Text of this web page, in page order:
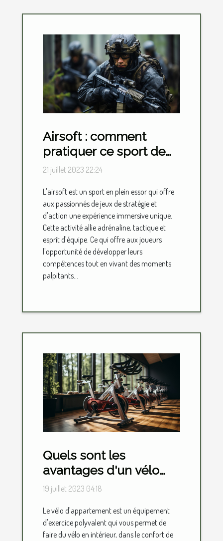
Airsoft : comment
pratiquer ce sport de
loisir ?
21 juillet 2023 22:24
L'airsoft est un sport en plein essor qui offre
aux passionnés de jeux de stratégie et
d'action une expérience immersive unique.
Cette activité allie adrénaline, tactique et
esprit d'équipe. Ce qui offre aux joueurs
l'opportunité de développer leurs
compétences tout en vivant des moments
palpitants...
Quels sont les
avantages d'un vélo
d'appartement ?
19 juillet 2023 04:18
Le vélo d'appartement est un équipement
d'exercice polyvalent qui vous permet de
faire du vélo en intérieur, dans le confort de